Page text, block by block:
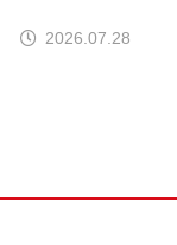
2026.07.28